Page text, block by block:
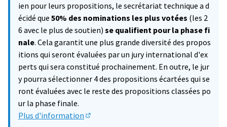
ien pour leurs propositions, le secrétariat technique a d
écidé que 50% des nominations les plus votées (les 2
6 avec le plus de soutien) se qualifient pour la phase fi
nale. Cela garantit une plus grande diversité des propos
itions qui seront évaluées par un jury international d'ex
perts qui sera constitué prochainement. En outre, le jur
y pourra sélectionner 4 des propositions écartées qui se
ront évaluées avec le reste des propositions classées po
ur la phase finale.
Plus d'information